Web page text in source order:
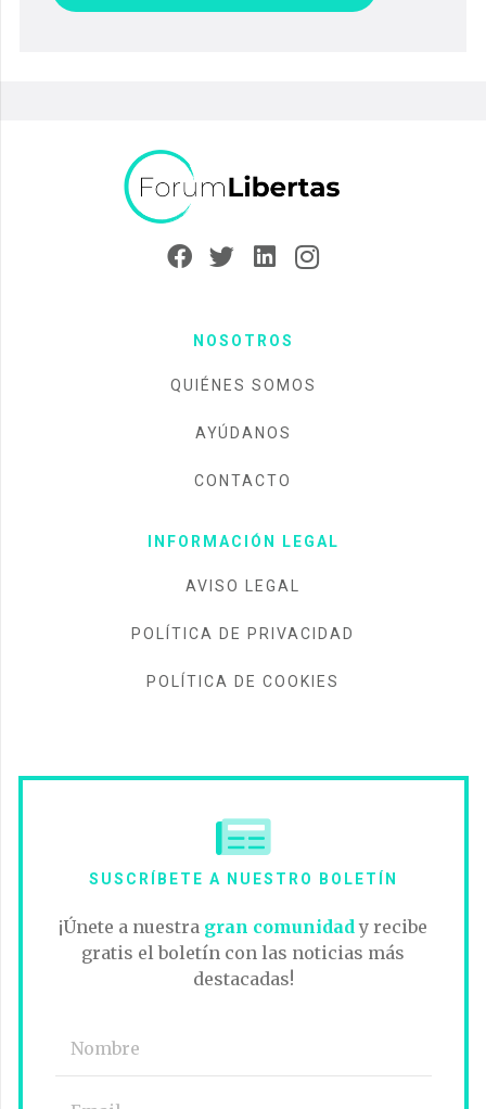
NOSOTROS
QUIÉNES SOMOS
AYÚDANOS
CONTACTO
INFORMACIÓN LEGAL
AVISO LEGAL
POLÍTICA DE PRIVACIDAD
POLÍTICA DE COOKIES
SUSCRÍBETE A NUESTRO BOLETÍN
¡Únete a nuestra gran comunidad y recibe
gratis el boletín con las noticias más
destacadas!